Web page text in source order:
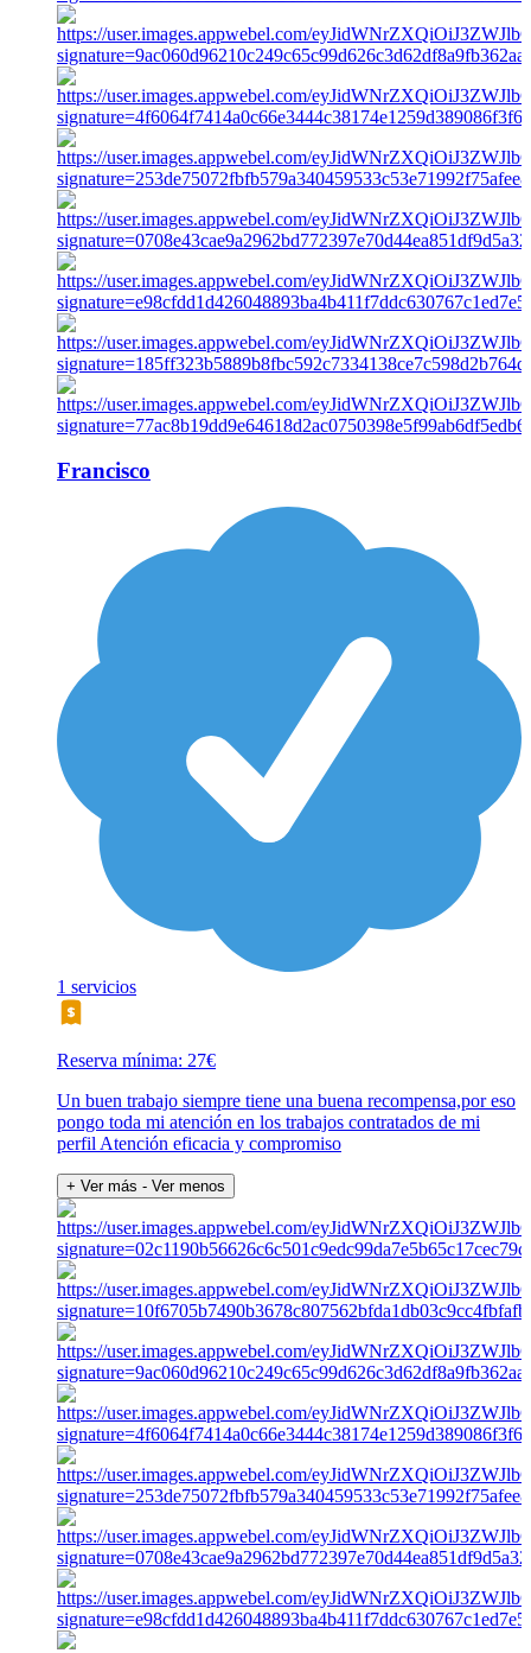
Francisco
1 servicios
Reserva mínima: 27€
Un buen trabajo siempre tiene una buena recompensa,por eso
pongo toda mi atención en los trabajos contratados de mi
perfil Atención eficacia y compromiso
+ Ver más - Ver menos